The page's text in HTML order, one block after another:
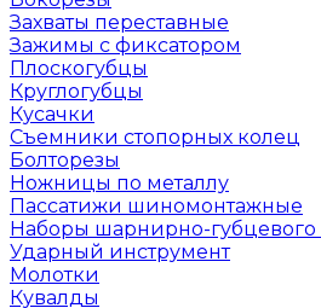
Захваты переставные
Зажимы с фиксатором
Плоскогубцы
Круглогубцы
Кусачки
Съемники стопорных колец
Болторезы
Ножницы по металлу
Пассатижи шиномонтажные
Наборы шарнирно-губцевого
Ударный инструмент
Молотки
Кувалды